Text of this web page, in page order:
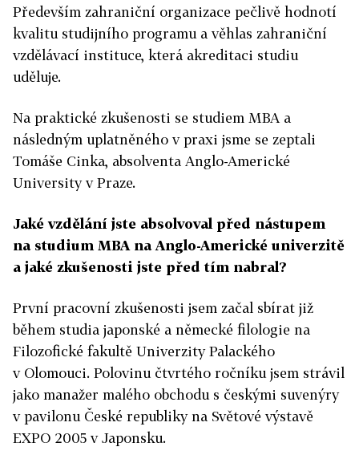
Především zahraniční organizace pečlivě hodnotí
kvalitu studijního programu a věhlas zahraniční
vzdělávací instituce, která akreditaci studiu
uděluje.
Na praktické zkušenosti se studiem MBA a
následným uplatněného v praxi jsme se zeptali
Tomáše Cinka, absolventa Anglo-Americké
University v Praze.
Jaké vzdělání jste absolvoval před nástupem
na studium MBA na Anglo-Americké univerzitě
a jaké zkušenosti jste před tím nabral?
První pracovní zkušenosti jsem začal sbírat již
během studia japonské a německé filologie na
Filozofické fakultě Univerzity Palackého
v Olomouci. Polovinu čtvrtého ročníku jsem strávil
jako manažer malého obchodu s českými suvenýry
v pavilonu České republiky na Světové výstavě
EXPO 2005 v Japonsku.